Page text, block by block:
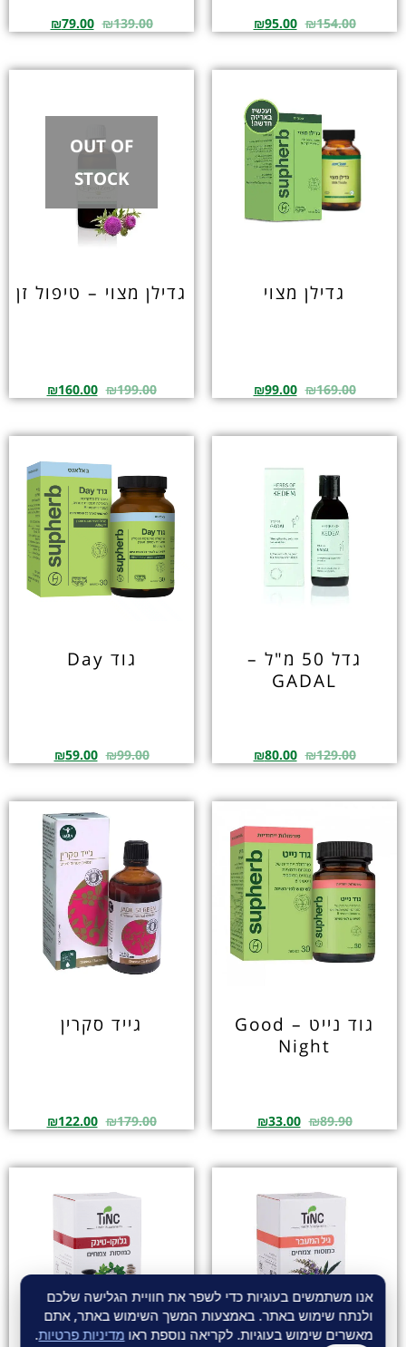
₪154.00
₪95.00
₪139.00
₪79.00
גדילן מצוי
₪169.00
₪99.00
OUT OF
STOCK
גדילן מצוי – טיפול זן
₪199.00
₪160.00
גדל 50 מ"ל –
GADAL
₪129.00
₪80.00
גוד Day
₪99.00
₪59.00
גוד נייט – Good
Night
₪89.90
₪33.00
גייד סקרין
₪179.00
₪122.00
אנו משתמשים בעוגיות כדי לשפר את חוויית הגלישה שלכם
ולנתח שימוש באתר. באמצעות המשך השימוש באתר, אתם
מאשרים שימוש בעוגיות. לקריאה נוספת ראו מדיניות פרטיות.